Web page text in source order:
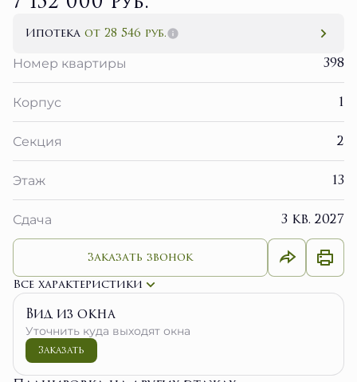
Ипотека от 28 546 руб.
Номер квартиры
398
Корпус 1
Секция 2
Этаж 13
Сдача 3 кв. 2027
Заказать звонок
Все характеристики
Вид из окна
Уточнить куда выходят окна
Заказать